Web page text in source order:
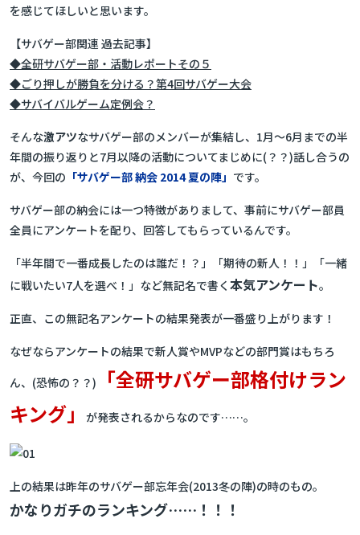
を感じてほしいと思います。
【サバゲー部関連 過去記事】
◆全研サバゲー部・活動レポートその５
◆ごり押しが勝負を分ける？第4回サバゲー大会
◆サバイバルゲーム定例会？
そんな激アツなサバゲー部のメンバーが集結し、1月～6月までの半
年間の振り返りと7月以降の活動についてまじめに(？？)話し合うの
が、今回の 「サバゲー部 納会 2014 夏の陣」 です。
サバゲー部の納会には一つ特徴がありまして、事前にサバゲー部員
全員にアンケートを配り、回答してもらっているんです。
「半年間で一番成長したのは誰だ！？」「期待の新人！！」「一緒
に戦いたい7人を選べ！」など無記名で書く 本気アンケート。
正直、この無記名アンケートの結果発表が一番盛り上がります！
なぜならアンケートの結果で新人賞やMVPなどの部門賞はもちろ
ん、(恐怖の？？)
「全研サバゲー部格付けラン
キング」
が発表されるからなのです……。
上の結果は昨年のサバゲー部忘年会(2013冬の陣)の時のもの。
かなりガチのランキング……！！！